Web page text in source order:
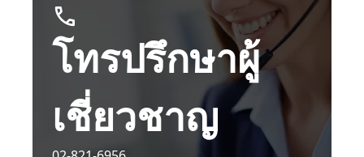
โทรปรึกษาผู้
เชี่ยวชาญ